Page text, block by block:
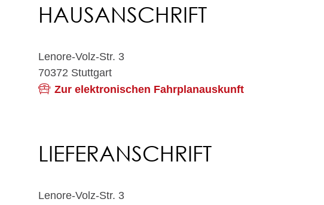
HAUSANSCHRIFT
Lenore-Volz-Str. 3
70372 Stuttgart
Zur elektronischen Fahrplanauskunft
LIEFERANSCHRIFT
Lenore-Volz-Str. 3